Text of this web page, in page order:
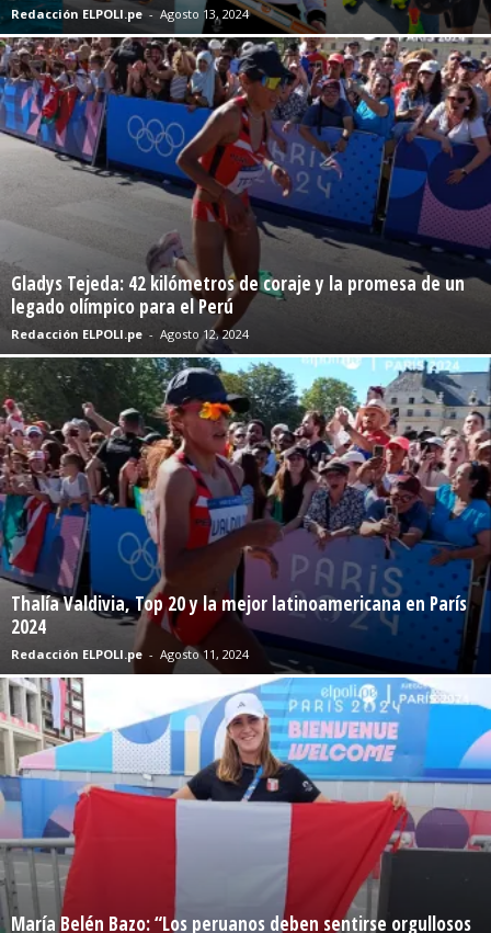
Redacción ELPOLI.pe - Agosto 13, 2024
Gladys Tejeda: 42 kilómetros de coraje y la promesa de un
legado olímpico para el Perú
Redacción ELPOLI.pe - Agosto 12, 2024
Thalía Valdivia, Top 20 y la mejor latinoamericana en París
2024
Redacción ELPOLI.pe - Agosto 11, 2024
María Belén Bazo: “Los peruanos deben sentirse orgullosos